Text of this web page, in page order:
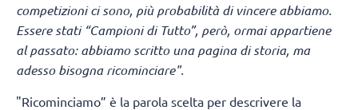
competizioni ci sono, più probabilità di vincere abbiamo.
Essere stati “Campioni di Tutto”, però, ormai appartiene
al passato: abbiamo scritto una pagina di storia, ma
adesso bisogna ricominciare".
"Ricominciamo” è la parola scelta per descrivere la